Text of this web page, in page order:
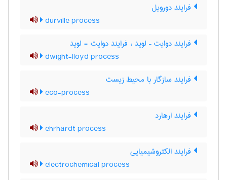
فرایند دورویل
durville process
فرایند دوایت – لوید ، فرایند دوایت - لوید
dwight-lloyd process
فرایند سازگار با محیط زیست
eco-process
فرایند ارهارد
ehrhardt process
فرایند الکتروشیمیایی
electrochemical process